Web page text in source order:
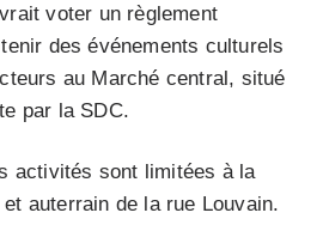
voter un règlement
des événements culturels
au Marché central, situé
par la SDC.
activités sont limitées à la
auterrain de la rue Louvain.